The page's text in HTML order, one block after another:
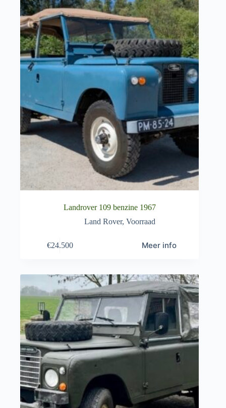
Landrover 109 benzine 1967
Land Rover, Voorraad
€24.500 Meer info